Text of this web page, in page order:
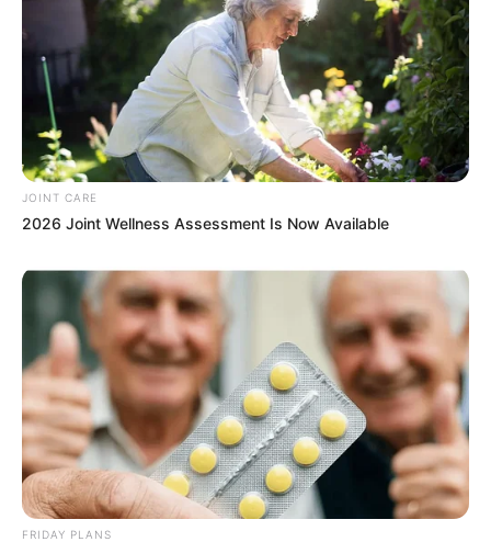
JOINT CARE
2026 Joint Wellness Assessment Is Now Available
FRIDAY PLANS